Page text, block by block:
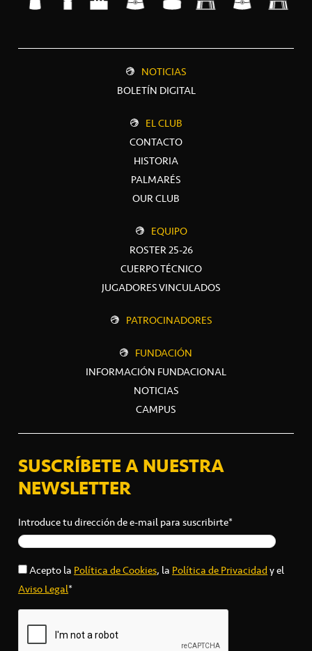
NOTICIAS
BOLETÍN DIGITAL
EL CLUB
CONTACTO
HISTORIA
PALMARÉS
OUR CLUB
EQUIPO
ROSTER 25-26
CUERPO TÉCNICO
JUGADORES VINCULADOS
PATROCINADORES
FUNDACIÓN
INFORMACIÓN FUNDACIONAL
NOTICIAS
CAMPUS
SUSCRÍBETE A NUESTRA
NEWSLETTER
Introduce tu dirección de e-mail para suscribirte*
Acepto laPolítica de Cookies, laPolítica de Privacidady el
Aviso Legal*